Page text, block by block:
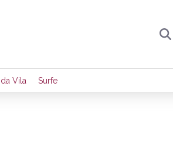
dados para receber toda sexta-
notícias da região.
Vila Surfe